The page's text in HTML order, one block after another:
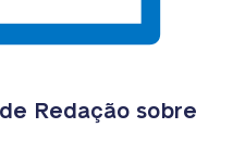
Redação sobre